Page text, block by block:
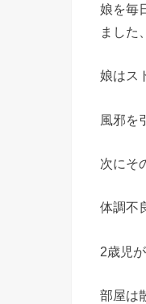
娘を毎
ました
娘はス
風邪を
次にそ
体調不
2歳児
部屋は